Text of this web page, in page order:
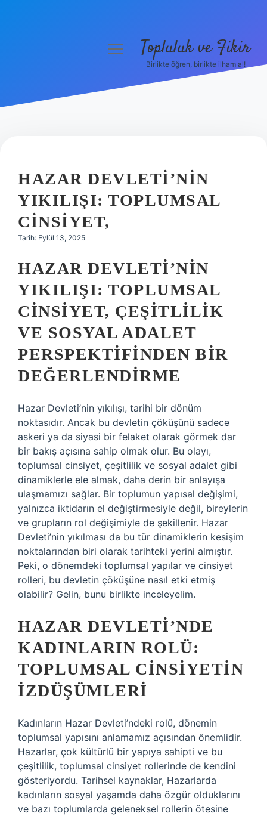
menüyüTopluluk ve Fikir
Birlikte öğren, birlikte ilham al!
HAZAR DEVLETI’NIN
YIKILIŞI: TOPLUMSAL
CINSIYET,
Tarih: Eylül 13, 2025
HAZAR DEVLETI’NIN
YIKILIŞI: TOPLUMSAL
CINSIYET, ÇEŞITLILIK
VE SOSYAL ADALET
PERSPEKTIFINDEN BIR
DEĞERLENDIRME
Hazar Devleti’nin yıkılışı, tarihi bir dönüm
noktasıdır. Ancak bu devletin çöküşünü sadece
askeri ya da siyasi bir felaket olarak görmek dar
bir bakış açısına sahip olmak olur. Bu olayı,
toplumsal cinsiyet, çeşitlilik ve sosyal adalet gibi
dinamiklerle ele almak, daha derin bir anlayışa
ulaşmamızı sağlar. Bir toplumun yapısal değişimi,
yalnızca iktidarın el değiştirmesiyle değil, bireylerin
ve grupların rol değişimiyle de şekillenir. Hazar
Devleti’nin yıkılması da bu tür dinamiklerin kesişim
noktalarından biri olarak tarihteki yerini almıştır.
Peki, o dönemdeki toplumsal yapılar ve cinsiyet
rolleri, bu devletin çöküşüne nasıl etki etmiş
olabilir? Gelin, bunu birlikte inceleyelim.
HAZAR DEVLETI’NDE
KADINLARIN ROLÜ:
TOPLUMSAL CINSIYETIN
İZDÜŞÜMLERI
Kadınların Hazar Devleti’ndeki rolü, dönemin
toplumsal yapısını anlamamız açısından önemlidir.
Hazarlar, çok kültürlü bir yapıya sahipti ve bu
çeşitlilik, toplumsal cinsiyet rollerinde de kendini
gösteriyordu. Tarihsel kaynaklar, Hazarlarda
kadınların sosyal yaşamda daha özgür olduklarını
ve bazı toplumlarda geleneksel rollerin ötesine